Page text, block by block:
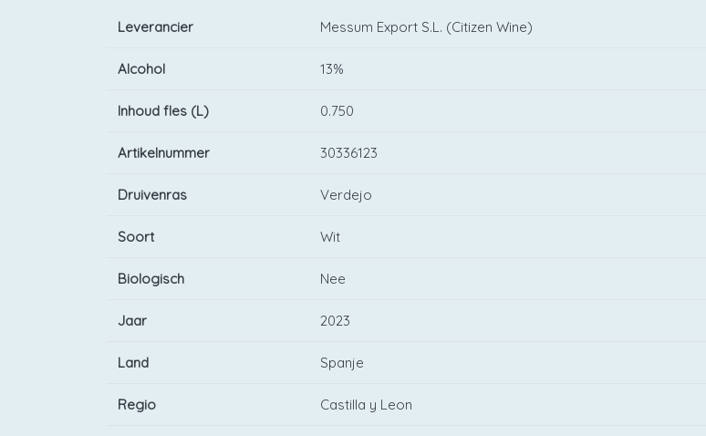
Leverancier Messum Export S.L. (Citizen Wine)
Alcohol 13%
Inhoud fles (L) 0.750
Artikelnummer 30336123
Druivenras Verdejo
Soort Wit
Biologisch Nee
Jaar 2023
Land Spanje
Regio Castilla y Leon